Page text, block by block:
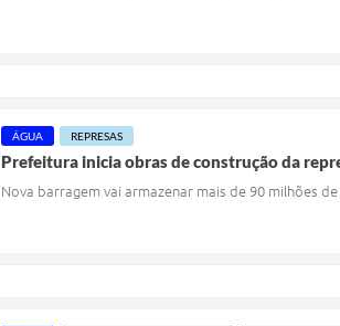
ÁGUA REPRESAS
Prefeitura inicia obras de construção da
Nova barragem vai armazenar mais de 90 milhões